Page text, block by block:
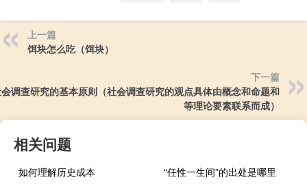
上一篇
饵块怎么吃（饵块）
下一篇
调查研究的基本原则（社会调查研究的观点具体由概念和命题和
等理论要素联系而成）
相关问题
如何理解历史成本
“任性一生间”的出处是哪里